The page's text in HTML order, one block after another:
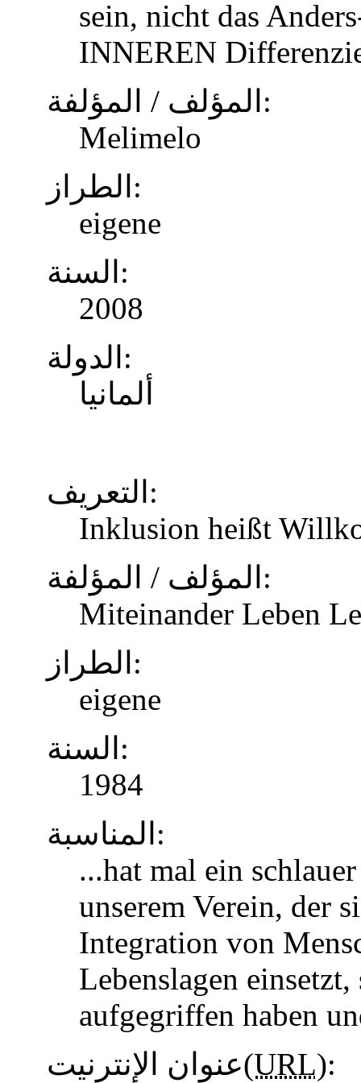
sein, nicht das
INNEREN
المؤلف / المؤلفة:
Melimelo
الطراز:
eigene
السنة:
2008
الدولة:
ألمانيا
التعريف:
Inklusion heißt
المؤلف / المؤلفة:
Miteinander Leben
الطراز:
eigene
السنة:
1984
المناسبة:
...hat mal ein
unserem Verein, der
Integration von
Lebenslagen
aufgegriffen haben
عنوان الإنترنيت(URL):